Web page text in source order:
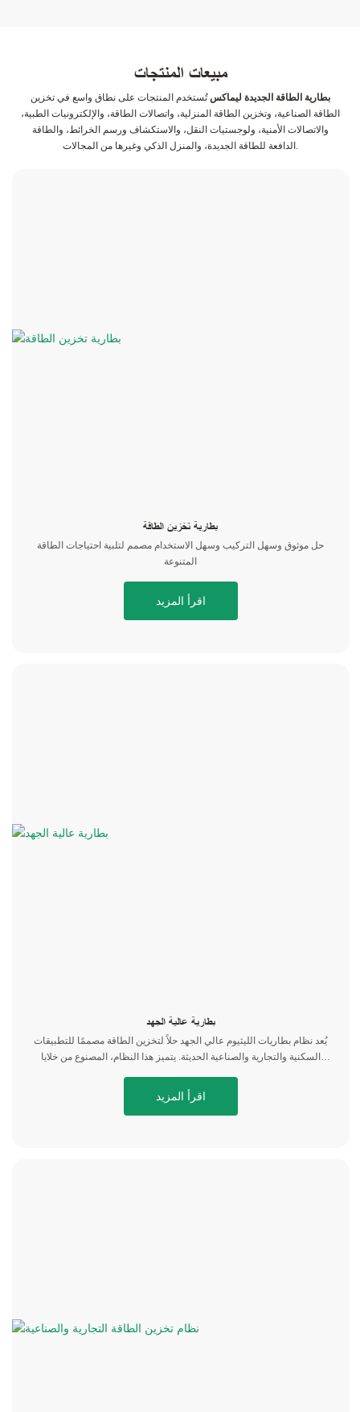
مبيعات المنتجات
بطارية الطاقة الجديدة ليماكستُستخدم المنتجات على نطاق واسع في تخزين
الطاقة الصناعية، وتخزين الطاقة المنزلية، واتصالات الطاقة، والإلكترونيات الطبية،
والاتصالات الأمنية، ولوجستيات النقل، والاستكشاف ورسم الخرائط، والطاقة
بطارية تخزين الطاقة
حل موثوق وسهل التركيب وسهل الاستخدام مصمم لتلبية احتياجات الطاقة
المتنوعة
اقرأ المزيد
بطارية عالية الجهد
يُعد نظام بطاريات الليثيوم عالي الجهد حلاً لتخزين الطاقة مصممًا للتطبيقات
السكنية والتجارية والصناعية الحديثة. يتميز هذا النظام، المصنوع من خلايا
اقرأ المزيد